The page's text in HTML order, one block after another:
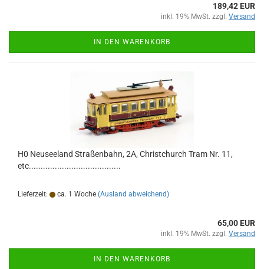
189,42 EUR
inkl. 19% MwSt. zzgl. Versand
IN DEN WARENKORB
H0 Neuseeland Straßenbahn, 2A, Christchurch Tram Nr. 11,
etc.......................................
Lieferzeit: ca. 1 Woche (Ausland abweichend)
65,00 EUR
inkl. 19% MwSt. zzgl. Versand
IN DEN WARENKORB